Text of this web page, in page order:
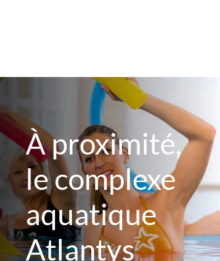
À proximité,
le complexe
aquatique
Atlantys